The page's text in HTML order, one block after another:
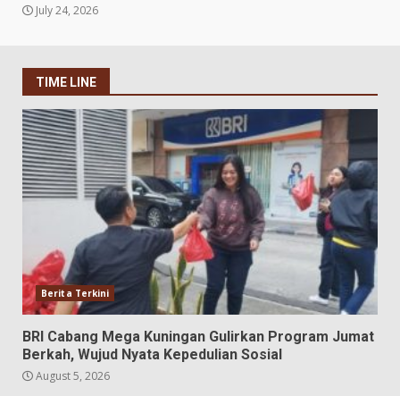
July 24, 2026
TIME LINE
Berita Terkini
BRI Cabang Mega Kuningan Gulirkan Program Jumat
Berkah, Wujud Nyata Kepedulian Sosial
August 5, 2026